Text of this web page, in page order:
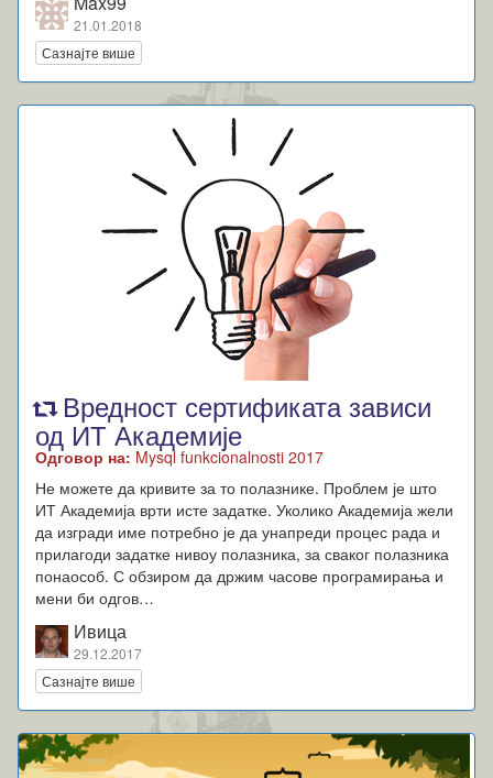
21.01.2018
Сазнајте више
Вредност сертификата зависи
од ИТ Академије
Одговор на: Mysql funkcionalnosti 2017
Не можете да кривите за то полазнике. Проблем је што
ИТ Академија врти исте задатке. Уколико Академија жели
да изгради име потребно је да унапреди процес рада и
прилагоди задатке нивоу полазника, за сваког полазника
понаособ. С обзиром да држим часове програмирања и
мени би одгов…
Ивица
29.12.2017
Сазнајте више